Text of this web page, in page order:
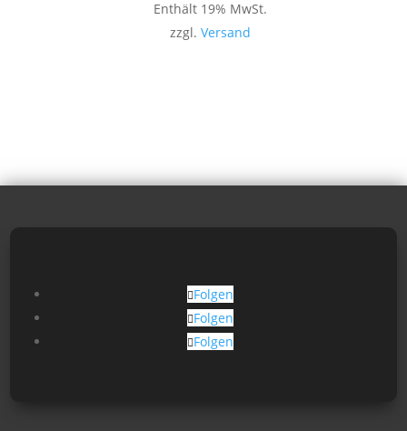
Enthält 19% MwSt.
zzgl. Versand
Folgen
Folgen
Folgen